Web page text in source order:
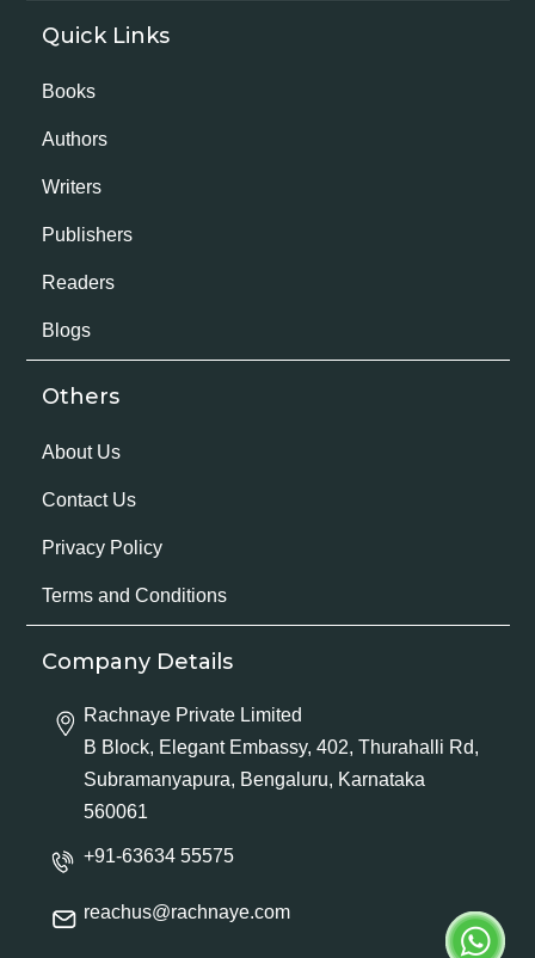
Quick Links
Books
Authors
Writers
Publishers
Readers
Blogs
Others
About Us
Contact Us
Privacy Policy
Terms and Conditions
Company Details
Rachnaye Private Limited
B Block, Elegant Embassy, 402, Thurahalli Rd,
Subramanyapura, Bengaluru, Karnataka
560061
+91-63634 55575
reachus@rachnaye.com